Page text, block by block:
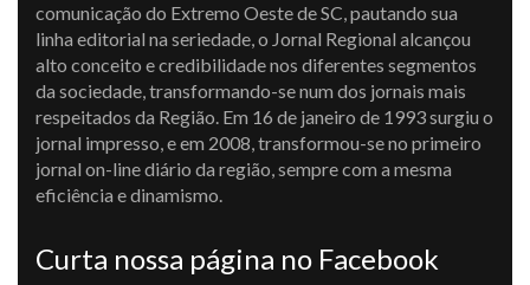
comunicação do Extremo Oeste de SC, pautando sua
linha editorial na seriedade, o Jornal Regional alcançou
alto conceito e credibilidade nos diferentes segmentos
da sociedade, transformando-se num dos jornais mais
respeitados da Região. Em 16 de janeiro de 1993 surgiu o
jornal impresso, e em 2008, transformou-se no primeiro
jornal on-line diário da região, sempre com a mesma
eficiência e dinamismo.
Curta nossa página no Facebook